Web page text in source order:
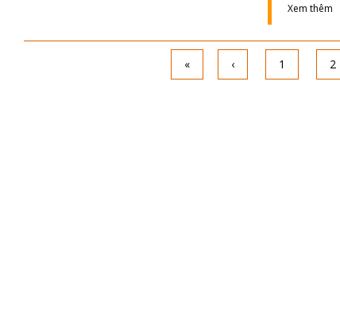
Xem thêm
« ‹ 1 2